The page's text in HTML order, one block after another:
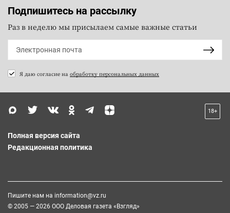
Подпишитесь на рассылку
Раз в неделю мы присылаем самые важные статьи
Я даю согласие на обработку персональных данных
18+
Полная версия сайта
Редакционная политика
Пишите нам на information@vz.ru
© 2005 — 2026 ООО Деловая газета «Взгляд»